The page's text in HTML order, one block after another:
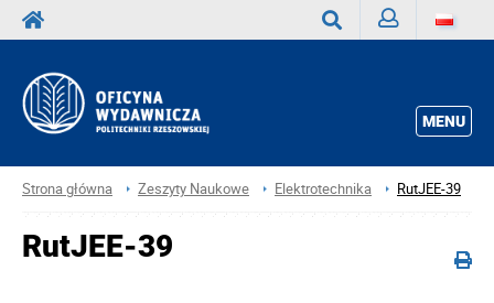
MENU
Strona główna Zeszyty Naukowe Elektrotechnika RutJEE-39
RutJEE-39